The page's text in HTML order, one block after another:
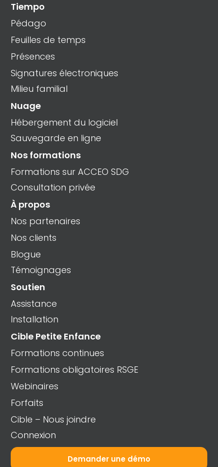
Tiempo
Pédago
Feuilles de temps
Présences
Signatures électroniques
Milieu familial
Nuage
Hébergement du logiciel
Sauvegarde en ligne
Nos formations
Formations sur ACCEO SDG
Consultation privée
À propos
Nos partenaires
Nos clients
Blogue
Témoignages
Soutien
Assistance
Installation
Cible Petite Enfance
Formations continues
Formations obligatoires RSGE
Webinaires
Forfaits
Cible – Nous joindre
Connexion
Demander une démo